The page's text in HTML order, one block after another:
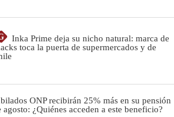
Inka Prime deja su nicho natural: marca de
toca la puerta de supermercados y de
ONP recibirán 25% más en su pensión
agosto: ¿Quiénes acceden a este beneficio?